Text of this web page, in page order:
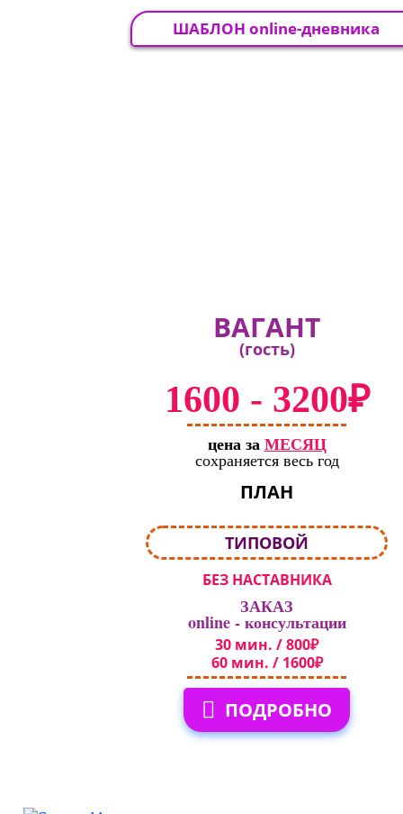
ШАБЛОН online-дневника
ВАГАНТ
(гость)
1600 - 3200₽
цена заМЕСЯЦ
сохраняется весь год
ПЛАН
ТИПОВОЙ
БЕЗ НАСТАВНИКА
ЗАКАЗ
online - консультации
30 мин. / 800₽
60 мин. / 1600₽
ПОДРОБНО